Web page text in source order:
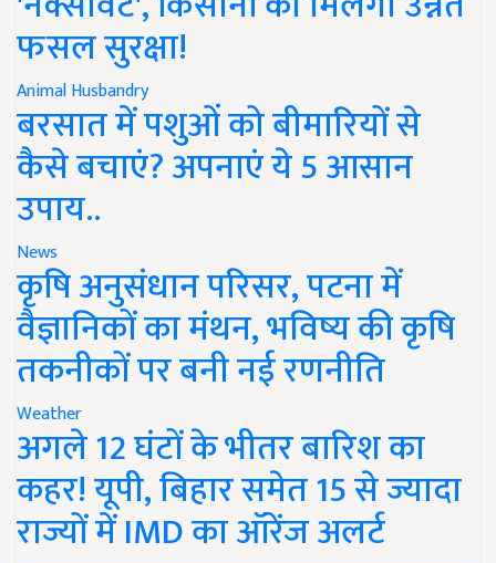
फसल सुरक्षा!
Animal Husbandry
बरसात में पशुओं को बीमारियों से
कैसे बचाएं? अपनाएं ये 5 आसान
उपाय..
News
कृषि अनुसंधान परिसर, पटना में
वैज्ञानिकों का मंथन, भविष्य की कृषि
तकनीकों पर बनी नई रणनीति
Weather
अगले 12 घंटों के भीतर बारिश का
कहर! यूपी, बिहार समेत 15 से ज्यादा
राज्यों में IMD का ऑरेंज अलर्ट